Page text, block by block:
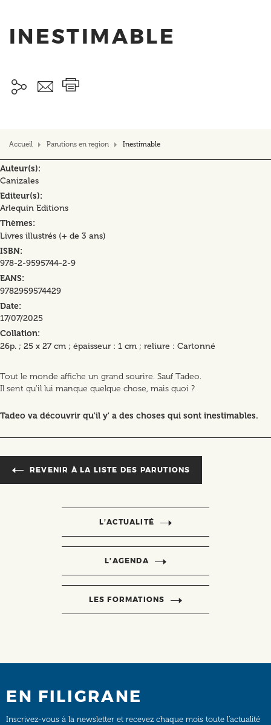
INESTIMABLE
Accueil Parutions en region Inestimable
Auteur(s)
Canizales
Editeur(s)
Arlequin Editions
Thèmes
Livres illustrés (+ de 3 ans)
ISBN
978-2-9595744-2-9
EANS
9782959574429
Date
17/07/2025
Collation
26p. ; 25 x 27 cm ; épaisseur : 1 cm ; reliure : Cartonné
Tout le monde affiche un grand sourire. Sauf Tadeo.
Il sent qu'il lui manque quelque chose, mais quoi ?
Tadeo va découvrir qu'il y' a des choses qui sont inestimables.
REVENIR À LA LISTE DES PARUTIONS
L’ACTUALITÉ
L’AGENDA
LES FORMATIONS
EN FILIGRANE
Inscrivez-vous à la newsletter et recevez chaque mois toute l’actualité